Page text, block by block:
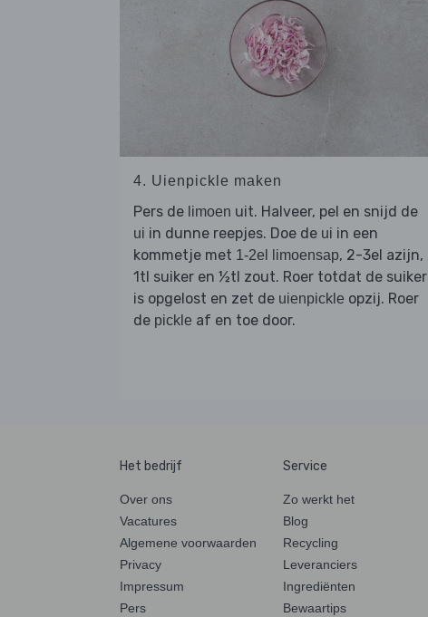
4. Uienpickle maken
Pers de limoen uit. Halveer, pel en snijd de
ui in dunne reepjes. Doe de ui in een
kommetje met 1-2el limoensap, 2-3el azijn,
1tl suiker en ½tl zout. Roer totdat de suiker
is opgelost en zet de uienpickle opzij. Roer
de pickle af en toe door.
Het bedrijf
Over ons
Vacatures
Algemene voorwaarden
Privacy
Impressum
Pers
Service
Zo werkt het
Blog
Recycling
Leveranciers
Ingrediënten
Bewaartips